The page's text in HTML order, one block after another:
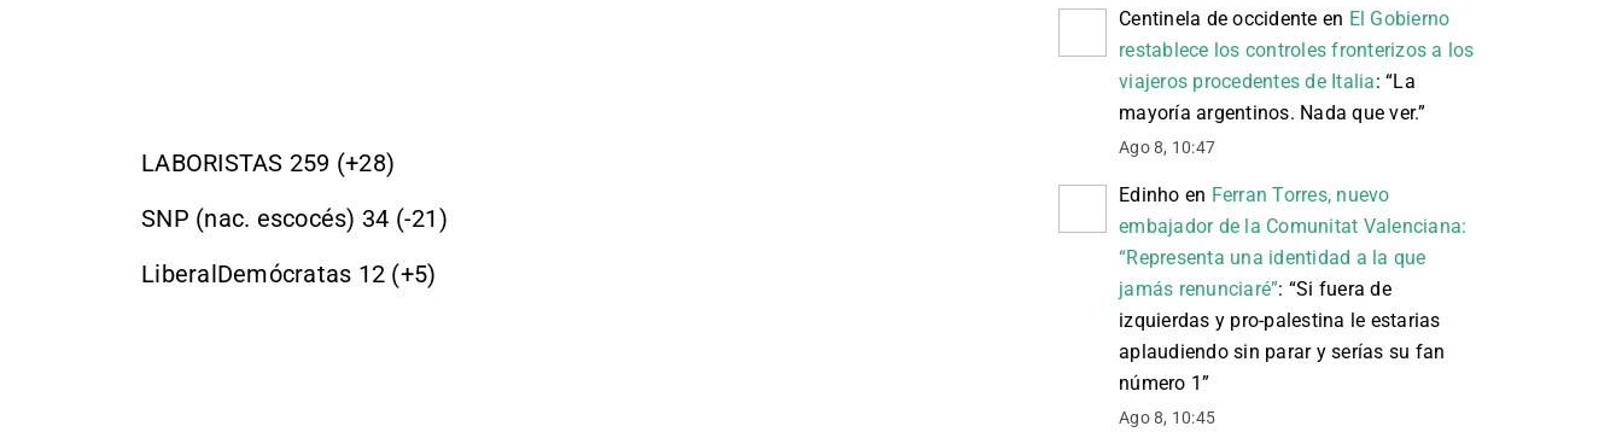
LABORISTAS 259 (+28)
SNP (nac. escocés) 34 (-21)
LiberalDemócratas 12 (+5)
Centinela de occidente en El Gobierno
restablece los controles fronterizos a los
viajeros procedentes de Italia: “La
mayoría argentinos. Nada que ver.”
Ago 8, 10:47
Edinho en Ferran Torres, nuevo
embajador de la Comunitat Valenciana:
“Representa una identidad a la que
jamás renunciaré”: “Si fuera de
izquierdas y pro-palestina le estarias
aplaudiendo sin parar y serías su fan
número 1”
Ago 8, 10:45